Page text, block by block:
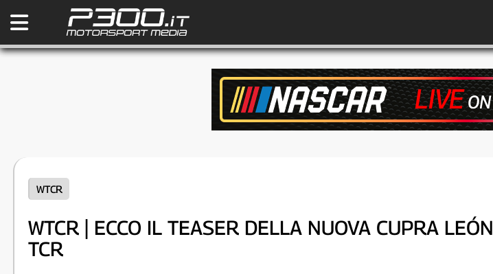
WTCR
WTCR | ECCO IL TEASER DELLA NUOVA CUPRA LEÓN
TCR